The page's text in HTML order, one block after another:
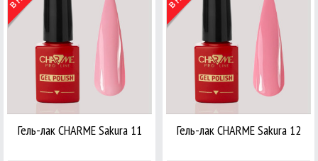
Гель-лак CHARME Sakura 11 Гель-лак CHARME Sakura 12